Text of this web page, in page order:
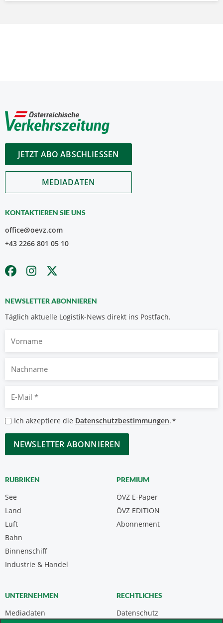
JETZT ABO ABSCHLIESSEN
MEDIADATEN
KONTAKTIEREN SIE UNS
office@oevz.com
+43 2266 801 05 10
NEWSLETTER ABONNIEREN
Täglich aktuelle Logistik-News direkt ins Postfach.
Nachname
Mail
*
Datenschutzbestimmungen
*
Ich akzeptiere die Datenschutzbestimmungen.*
CAPTCHA
RUBRIKEN
See
Land
Luft
Bahn
Binnenschiff
Industrie & Handel
PREMIUM
ÖVZ E-Paper
Abonnement
ÖVZ EDITION
UNTERNEHMEN
Mediadaten
RECHTLICHES
Datenschutz